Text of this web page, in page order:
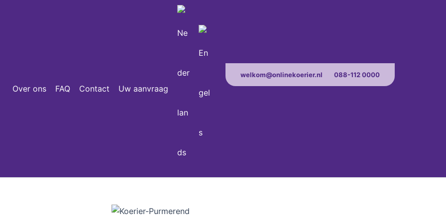
Over ons FAQ Contact Uw aanvraag
welkom@onlinekoerier.nl 088-112 0000